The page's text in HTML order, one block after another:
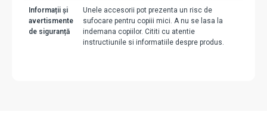
Informații și
avertismente
de siguranță
Unele accesorii pot prezenta un risc de
sufocare pentru copiii mici. A nu se lasa la
indemana copiilor. Cititi cu atentie
instructiunile si informatiile despre produs.